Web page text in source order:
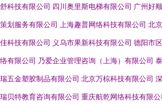
舒科技有限公司 四川奥里斯电梯有限公司 广州好
策划服务有限公司 上海趣普网络科技有限公司 北
佳科技有限公司 义乌市果新科技有限公司 德阳市
络有限公司 乃爱企业管理咨询（上海）有限公司
瑞五金塑胶制品有限公司 北京万棕科技有限公司
瑞贝特教育咨询有限公司 重庆航乾网络科技有限公